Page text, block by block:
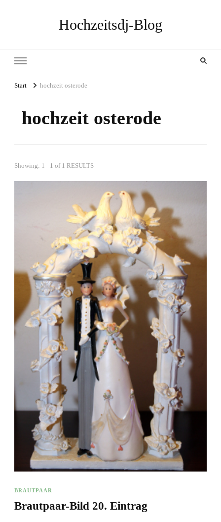
Hochzeitsdj-Blog
Start hochzeit osterode
hochzeit osterode
Showing: 1 - 1 of 1 RESULTS
BRAUTPAAR
Brautpaar-Bild 20. Eintrag